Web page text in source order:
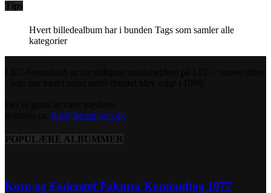
Tips
Hvert billedealbum har i bunden Tags som samler alle
kategorier
jok@lecseniorer.dk
POPULÆRE ALBUMMER
Korn og Foderstof Faktura Kontoudtog 1977